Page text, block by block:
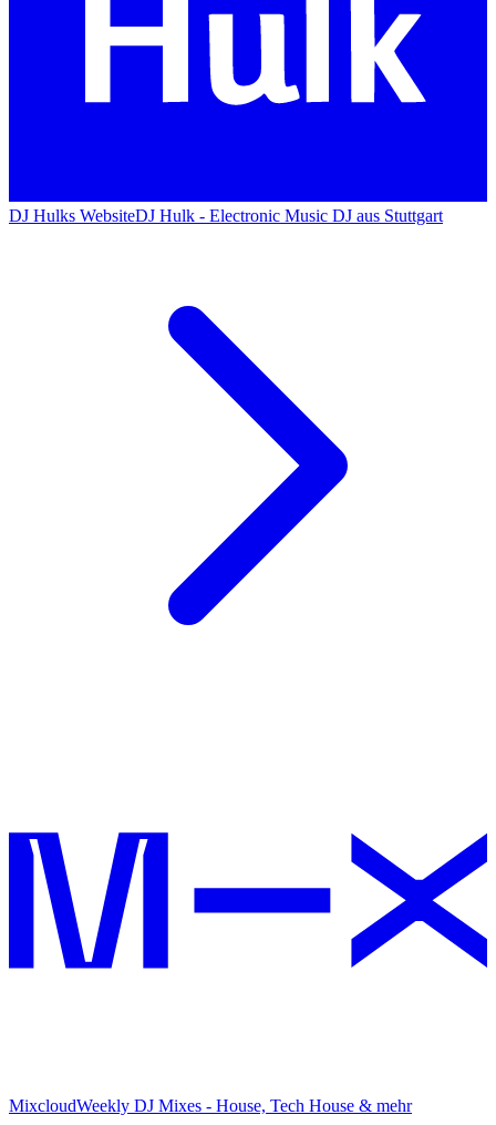
DJ Hulks WebsiteDJ Hulk - Electronic Music DJ aus Stuttgart
MixcloudWeekly DJ Mixes - House, Tech House & mehr